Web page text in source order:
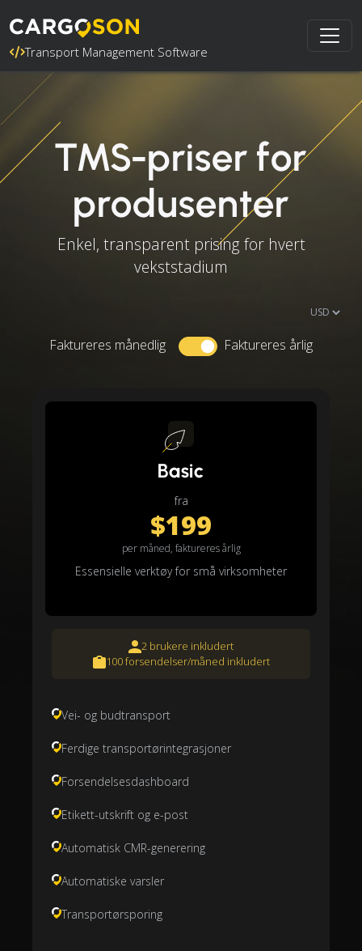
Transport Management Software
TMS-priser for
produsenter
Enkel, transparent prising for hvert
vekststadium
Faktureres månedlig Faktureres årlig
Basic
fra
$199
per måned, faktureres årlig
Essensielle verktøy for små virksomheter
2 brukere inkludert
100 forsendelser/måned inkludert
Vei- og budtransport
Ferdige transportørintegrasjoner
Forsendelsesdashboard
Etikett-utskrift og e-post
Automatisk CMR-generering
Automatiske varsler
Transportørsporing